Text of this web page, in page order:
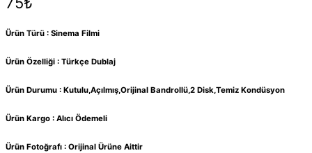
Ürün Türü : Sinema Filmi
Ürün Özelliği : Türkçe Dublaj
Ürün Durumu : Kutulu,Açılmış,Orijinal Bandrollü,2 Disk,Temiz Kondüsyon
Ürün Kargo : Alıcı Ödemeli
Ürün Fotoğrafı : Orijinal Ürüne Aittir